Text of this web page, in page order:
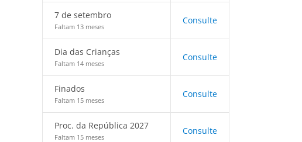
7 de setembro
Faltam 13 meses
Consulte
Dia das Crianças
Faltam 14 meses
Consulte
Finados
Faltam 15 meses
Consulte
Proc. da República 2027
Faltam 15 meses
Consulte